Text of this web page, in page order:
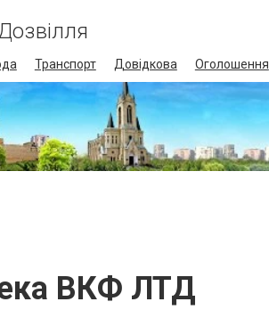
Транспорт Довідкова Оголошення
ВКФ ЛТД